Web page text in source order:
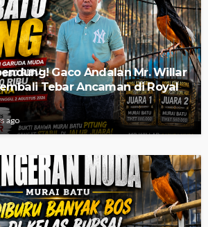
Gaco Andalan Mr. Willar
Tebar Ancaman di Royal
ago